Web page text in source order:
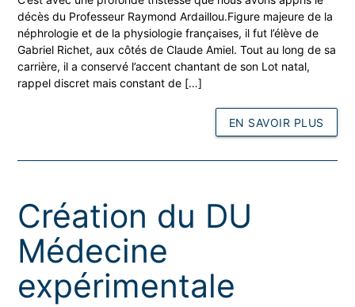
décès du Professeur Raymond Ardaillou.Figure majeure de la
néphrologie et de la physiologie françaises, il fut l’élève de
Gabriel Richet, aux côtés de Claude Amiel. Tout au long de sa
carrière, il a conservé l’accent chantant de son Lot natal,
rappel discret mais constant de […]
EN SAVOIR PLUS
Création du DU
Médecine
expérimentale